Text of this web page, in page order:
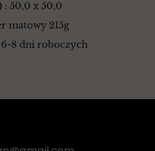
: 50,0 x 50,0
matowy 215g
8 dni roboczych